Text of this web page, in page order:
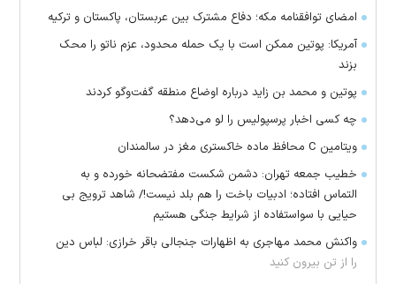
امضای توافقنامه مکه؛ دفاع مشترک بین عربستان، پاکستان و ترکیه
آمریکا: پوتین ممکن است با یک حمله محدود، عزم ناتو را محک
بزند
پوتین و محمد بن زاید درباره اوضاع منطقه گفت‌وگو کردند
چه کسی اخبار پرسپولیس را لو می‌دهد؟
ویتامین C محافظ ماده خاکستری مغز در سالمندان
خطیب جمعه تهران: دشمن شکست مفتضحانه خورده و به
التماس افتاده؛ ادبیات باخت را هم بلد نیست!/ شاهد ترویج بی
حیایی با سواستفاده از شرایط جنگی هستیم
واکنش محمد مهاجری به اظهارات جنجالی باقر خرازی: لباس دین
را از تن بیرون کنید